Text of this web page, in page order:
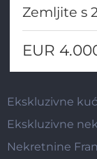
Zemljite s
EUR
Ekskluzivne
Ekskluzivne
Nekretnine